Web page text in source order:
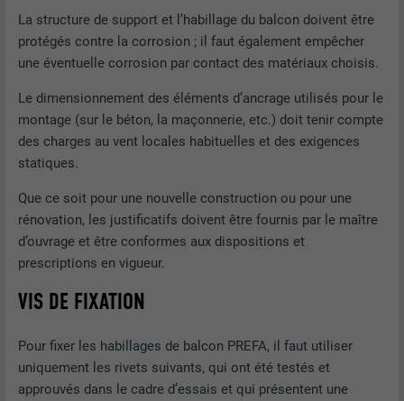
La structure de support et l’habillage du balcon doivent être
protégés contre la corrosion ; il faut également empêcher
une éventuelle corrosion par contact des matériaux choisis.
Le dimensionnement des éléments d’ancrage utilisés pour le
montage (sur le béton, la maçonnerie, etc.) doit tenir compte
des charges au vent locales habituelles et des exigences
statiques.
Que ce soit pour une nouvelle construction ou pour une
rénovation, les justificatifs doivent être fournis par le maître
d’ouvrage et être conformes aux dispositions et
prescriptions en vigueur.
VIS DE FIXATION
Pour fixer les habillages de balcon PREFA, il faut utiliser
uniquement les rivets suivants, qui ont été testés et
approuvés dans le cadre d’essais et qui présentent une